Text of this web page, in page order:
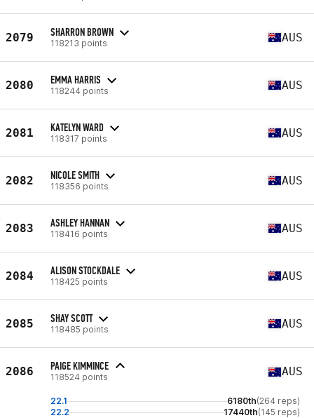
2079 SHARRON BROWN
118213 points AUS
2080 EMMA HARRIS
118244 points AUS
2081 KATELYN WARD
118317 points AUS
2082 NICOLE SMITH
118356 points AUS
2083 ASHLEY HANNAN
118416 points AUS
2084 ALISON STOCKDALE
118425 points AUS
2085 SHAY SCOTT
118485 points AUS
2086 PAIGE KIMMINCE
118524 points AUS
22.1 6180th(264 reps)
22.2
17440th(145 reps)